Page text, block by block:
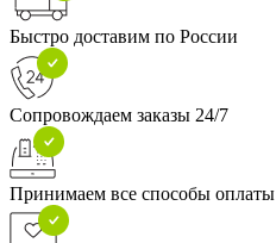
Быстро доставим по России
Сопровождаем заказы 24/7
Принимаем все способы оплаты